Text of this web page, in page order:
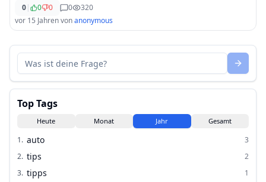
0| 0 0 0
320
vor 15 Jahrenvonanonymous
Top Tags
Heute Monat Jahr Gesamt
1. auto
3
2. tips
2
3. tipps
1